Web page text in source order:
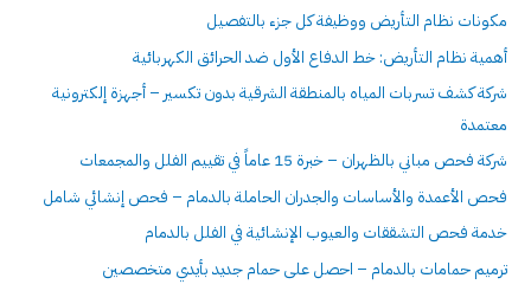
مكونات نظام التأريض ووظيفة كل جزء بالتفصيل
أهمية نظام التأريض: خط الدفاع الأول ضد الحرائق الكهربائية
شركة كشف تسربات المياه بالمنطقة الشرقية بدون تكسير – أجهزة إلكترونية
معتمدة
شركة فحص مباني بالظهران – خبرة 15 عاماً في تقييم الفلل والمجمعات
فحص الأعمدة والأساسات والجدران الحاملة بالدمام – فحص إنشائي شامل
خدمة فحص التشققات والعيوب الإنشائية في الفلل بالدمام
ترميم حمامات بالدمام – احصل على حمام جديد بأيدي متخصصين